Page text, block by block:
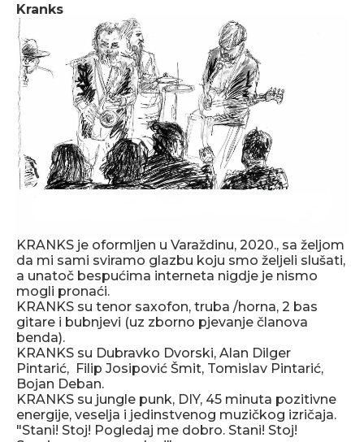
Kranks
KRANKS je oformljen u Varaždinu, 2020., sa željom
da mi sami sviramo glazbu koju smo željeli slušati,
a unatoč bespućima interneta nigdje je nismo
mogli pronaći.
KRANKS su tenor saxofon, truba /horna, 2 bas
gitare i bubnjevi (uz zborno pjevanje članova
benda).
KRANKS su Dubravko Dvorski, Alan Dilger
Pintarić, Filip Josipović Šmit, Tomislav Pintarić,
Bojan Deban.
KRANKS su jungle punk, DIY, 45 minuta pozitivne
energije, veselja i jedinstvenog muzičkog izričaja.
"Stani! Stoj! Pogledaj me dobro. Stani! Stoj!